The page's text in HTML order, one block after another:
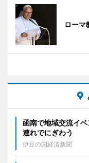
ローマ
函南で地域交流イ
連れでにぎわう
伊豆の国経済新聞